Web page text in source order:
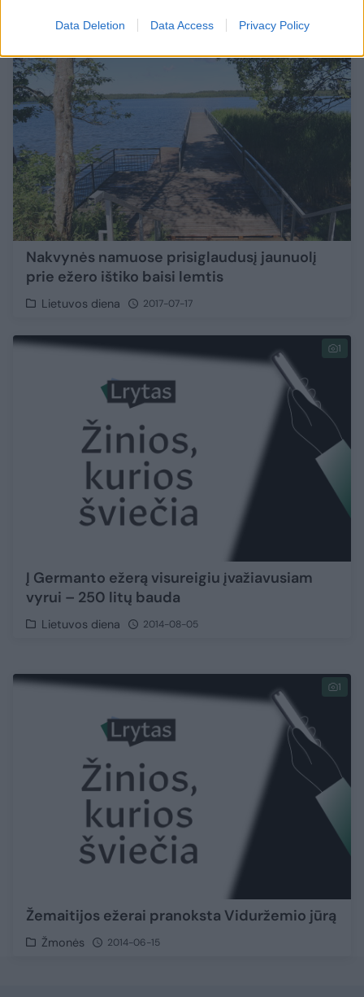
Data Deletion Data Access Privacy Policy
Nakvynės namuose prisiglaudusį jaunuolį
prie ežero ištiko baisi lemtis
Lietuvos diena 2017-07-17
1
Į Germanto ežerą visureigiu įvažiavusiam
vyrui – 250 litų bauda
Lietuvos diena 2014-08-05
1
Žemaitijos ežerai pranoksta Viduržemio jūrą
Žmonės 2014-06-15